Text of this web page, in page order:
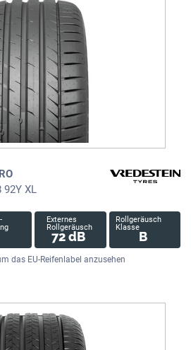
92Y XL
Externes
Rollgeräusch
72 dB
Rollgeräusch
Klasse
B
das EU-Reifenlabel anzusehen